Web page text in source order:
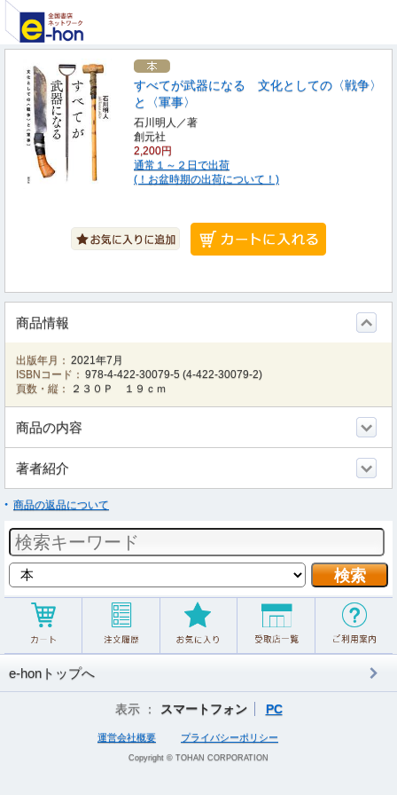
すべてが武器になる 文化としての〈戦争〉
と〈軍事〉
石川明人／著
創元社
2,200円
通常１～２日で出荷
(！お盆時期の出荷について！)
商品情報
出版年月： 2021年7月
ISBNコード： 978-4-422-30079-5 (4-422-30079-2)
頁数・縦：
２３０Ｐ １９ｃｍ
商品の内容
著者紹介
商品の返品について
e-honトップへ
表示 ： スマートフォン PC
運営会社概要 プライバシーポリシー
Copyright © TOHAN CORPORATION